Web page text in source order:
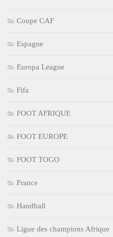
Coupe CAF
Espagne
Europa League
Fifa
FOOT AFRIQUE
FOOT EUROPE
FOOT TOGO
France
Handball
Ligue des champions Afrique